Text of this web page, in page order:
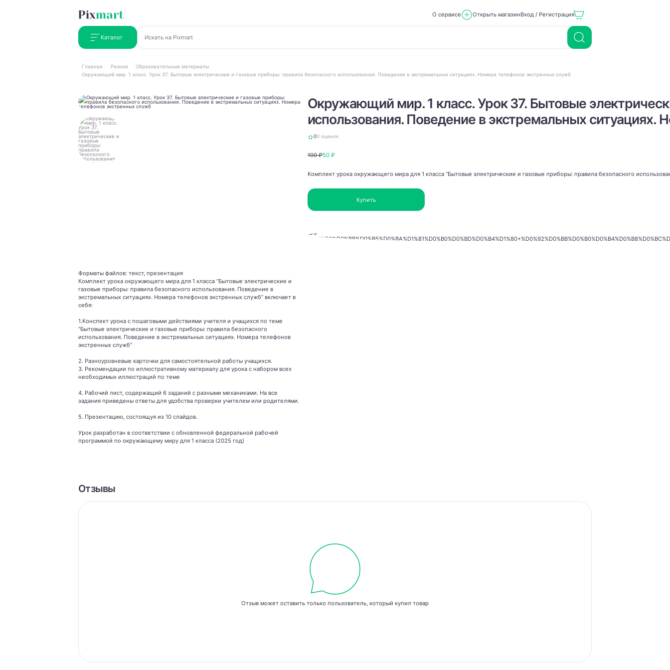
О сервисе Открыть магазинВход / Регистрация
Каталог
Главная Разное
Образовательные материалы
Окружающий мир. 1 класс. Урок 37. Бытовые электрические и газовые приборы: правила безопасного использования. Поведение в экстремальных ситуациях. Номера телефонов экстренных служб
Окружающий мир. 1 класс. Урок 37. Бытовые
использования. Поведение в экстремальных
00 оценок
100 ₽50 ₽
Комплект урока окружающего мира для 1 класса “Бытовые электрические и газовые приборы: правила безопасного
Купить
Форматы файлов: текст, презентация
Комплект урока окружающего мира для 1 класса “Бытовые электрические и
газовые приборы: правила безопасного использования. Поведение в
экстремальных ситуациях. Номера телефонов экстренных служб” включает в
себя:
1.Конспект урока с пошаговыми действиями учителя и учащихся по теме
“Бытовые электрические и газовые приборы: правила безопасного
использования. Поведение в экстремальных ситуациях. Номера телефонов
экстренных служб”
2. Разноуровневые карточки для самостоятельной работы учащихся.
3. Рекомендации по иллюстративному материалу для урока с набором всех
необходимых иллюстраций по теме
4. Рабочий лист, содержащий 6 заданий с разными механиками. На все
задания приведены ответы для удобства проверки учителем или родителями.
5. Презентацию, состоящуя из 10 слайдов.
Урок разработан в соответствии с обновленной федеральной рабочей
программой по окружающему миру для 1 класса (2025 год)
Отзывы
Отзыв может оставить только пользователь, который купил товар